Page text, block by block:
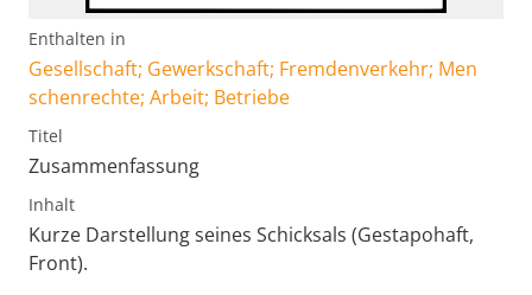
Enthalten in
Gesellschaft; Gewerkschaft; Fremdenverkehr; Men
schenrechte; Arbeit; Betriebe
Titel
Zusammenfassung
Inhalt
Kurze Darstellung seines Schicksals (Gestapohaft,
Front).